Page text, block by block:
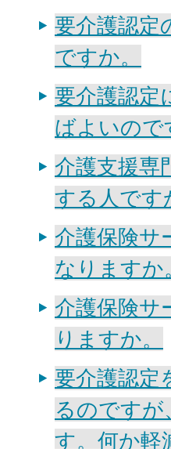
要介護認定
ですか。
要介護認定
ばよいので
介護支援専
する人です
介護保険サ
なりますか
介護保険サ
りますか。
要介護認定
るのです
す。何か軽